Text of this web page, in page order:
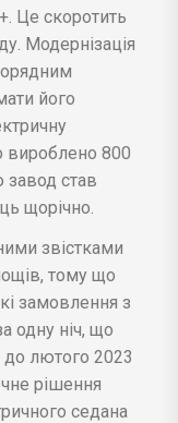
Це скоротить
Модернізація
його
вироблено 800
завод став
щорічно.
звістками
тому що
замовлення з
одну ніч, що
лютого 2023
рішення
седана